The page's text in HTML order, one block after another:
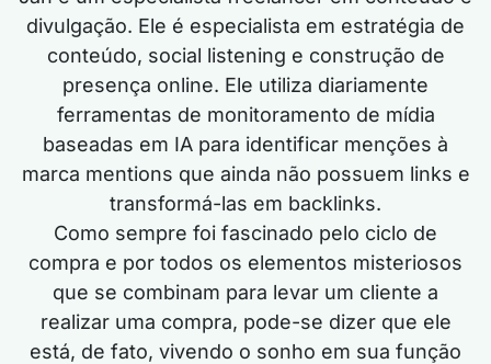
divulgação. Ele é especialista em estratégia de
conteúdo, social listening e construção de
presença online. Ele utiliza diariamente
ferramentas de monitoramento de mídia
baseadas em IA para identificar menções à
marca mentions que ainda não possuem links e
transformá-las em backlinks.
Como sempre foi fascinado pelo ciclo de
compra e por todos os elementos misteriosos
que se combinam para levar um cliente a
realizar uma compra, pode-se dizer que ele
está, de fato, vivendo o sonho em sua função